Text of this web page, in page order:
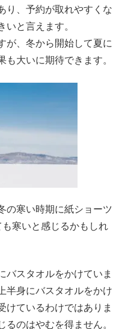
り、予約が取れやすくな
いと言えます。
が、冬から開始して夏に
大いに期待できます。
の寒い時期に紙ショーツ
寒いと感じるかもしれ
バスタオルをかけていま
半身にバスタオルをかけ
けているわけではありま
のはやむを得ません。